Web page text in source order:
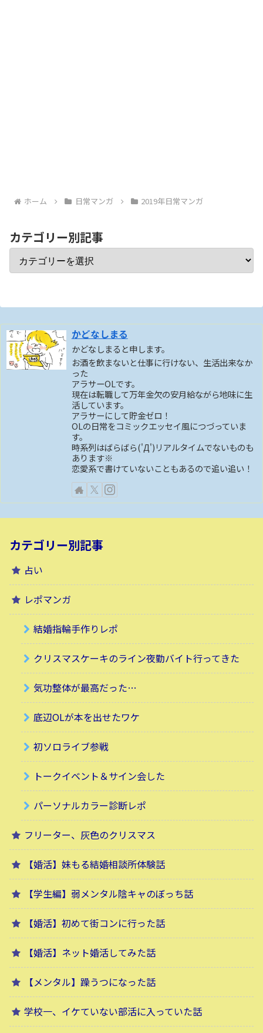
ホーム 日常マンガ 2019年日常マンガ
カテゴリー別記事
かどなしまる
かどなしまると申します。
お酒を飲まないと仕事に行けない、生活出来なか
った
アラサーOLです。
現在は転職して万年金欠の安月給ながら地味に生
活しています。
アラサーにして貯金ゼロ！
OLの日常をコミックエッセイ風につづっていま
す。
時系列はばらばら('Д')リアルタイムでないものも
あります※
恋愛系で書けていないこともあるので追い追い！
カテゴリー別記事
占い
レポマンガ
結婚指輪手作りレポ
クリスマスケーキのライン夜勤バイト行ってきた
気功整体が最高だった…
底辺OLが本を出せたワケ
初ソロライブ参戦
トークイベント＆サイン会した
パーソナルカラー診断レポ
フリーター、灰色のクリスマス
【婚活】妹もる結婚相談所体験話
【学生編】弱メンタル陰キャのぼっち話
【婚活】初めて街コンに行った話
【婚活】ネット婚活してみた話
【メンタル】躁うつになった話
学校一、イケていない部活に入っていた話